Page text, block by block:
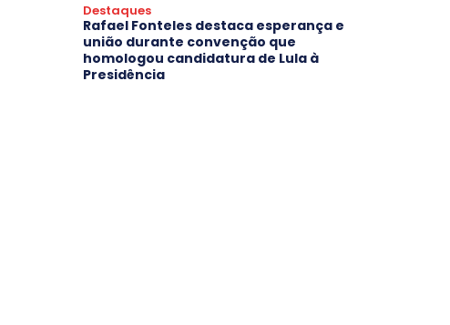
Destaques
Rafael Fonteles destaca esperança e
união durante convenção que
homologou candidatura de Lula à
Presidência